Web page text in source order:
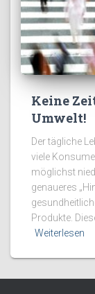
Keine
Umwelt!
Der tägliche
viele
möglichst
genaueres
Produkte.
Weiterlesen